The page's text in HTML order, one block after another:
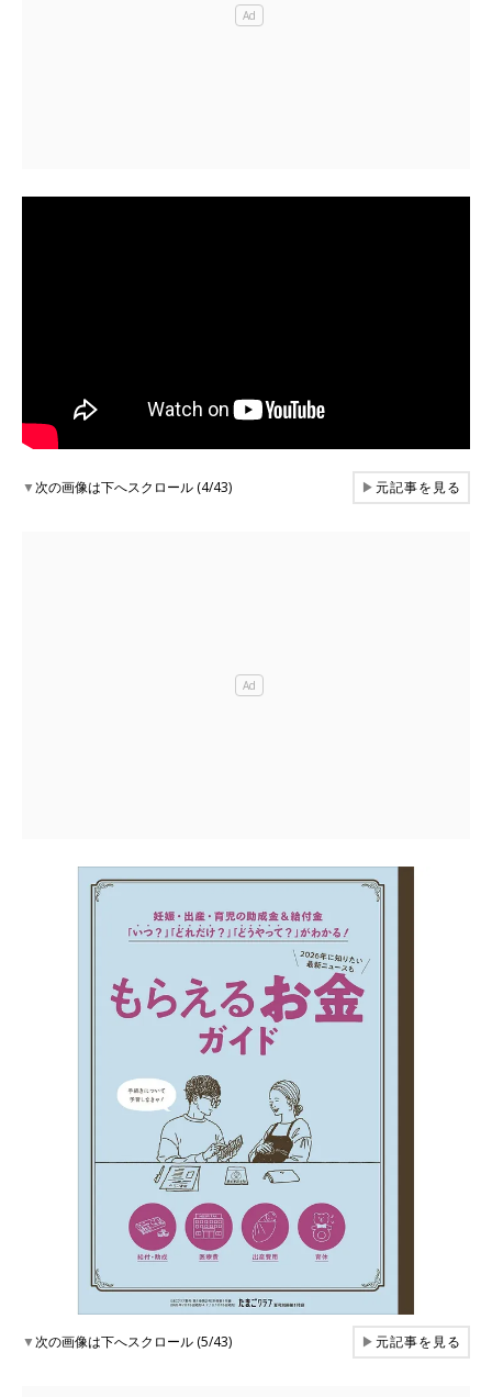
▼次の画像は下へスクロール (4/43) ▶元記事を見る
▼次の画像は下へスクロール (5/43) ▶元記事を見る